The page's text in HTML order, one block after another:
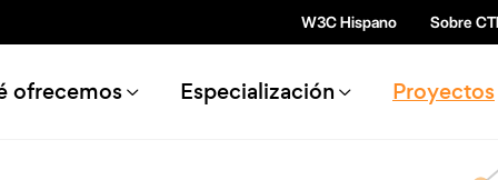
Pasar al contenido principal
W3C Hispano Sobre
navigation
ofrecemos Especialización Proyectos